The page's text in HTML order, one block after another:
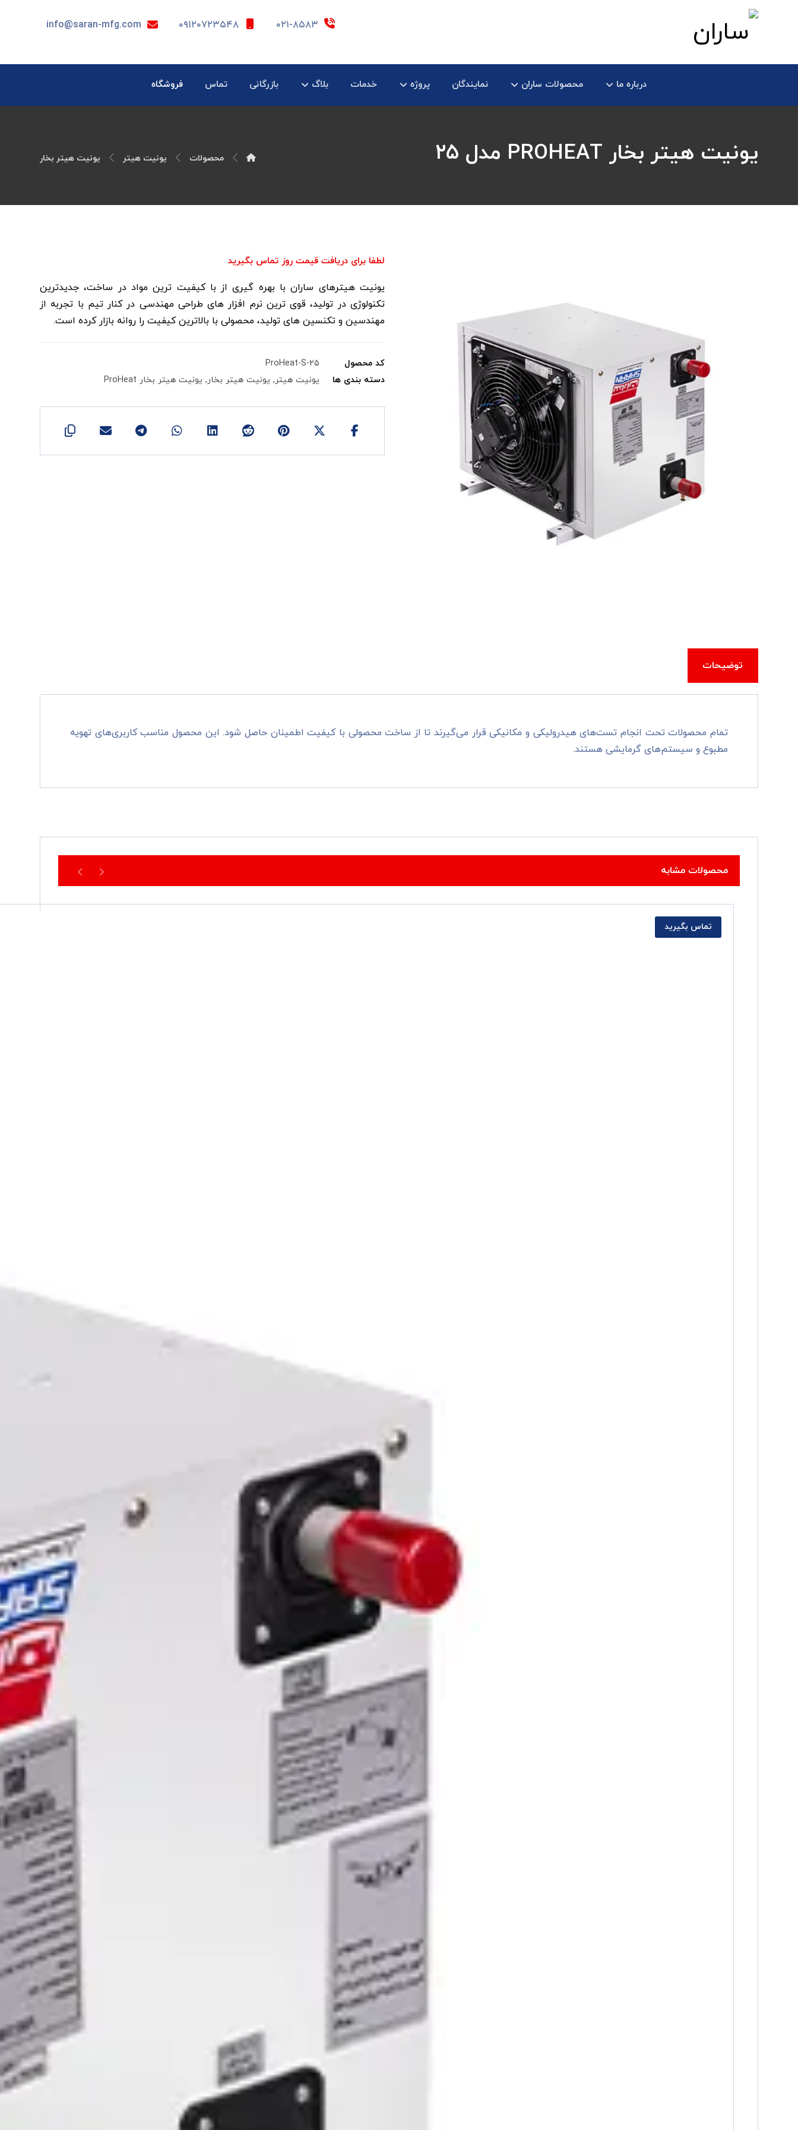
info@saran-mfg.com ۰۹۱۲۰۷۲۳۵۴۸ ۰۲۱-۸۵۸۳
درباره ما محصولات ساران نمایندگان پروژه خدمات بلاگ بازرگانی تماس فروشگاه
یونیت هیتر بخار PROHEAT مدل ۲۵ محصولات یونیت هیتر یونیت هیتر بخار
لطفا برای دریافت قیمت روز تماس بگیرید
یونیت هیترهای ساران با بهره گیری از با کیفیت ترین مواد در ساخت، جدیدترین
تکنولوژی در تولید، قوی ترین نرم افزار های طراحی مهندسی در کنار تیم با تجربه از
مهندسین و تکنسین های تولید، محصولی با بالاترین کیفیت را روانه بازار کرده است.
کد محصول
ProHeat-S-۲۵
دسته بندی ها
یونیت هیتر, یونیت هیتر بخار, یونیت هیتر بخار ProHeat
توضیحات
تمام محصولات تحت انجام تست‌های هیدرولیکی و مکانیکی قرار می‌گیرند تا از ساخت محصولی با کیفیت اطمینان حاصل شود. این محصول مناسب کاربری‌های تهویه
مطبوع و سیستم‌های گرمایشی هستند.
محصولات مشابه
تماس بگیرید